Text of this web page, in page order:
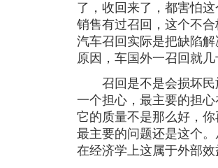
了，收回来了，都害怕
销售有过召回，这个不
汽车召回实际是把缺陷
原因，车国外一召回就
召回是不是会损坏民
一个担心，最主要的担
它的质量不是那么好，
最主要的问题还是这个
在经济学上这属于外部